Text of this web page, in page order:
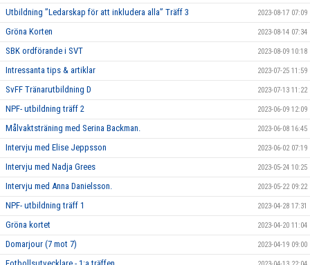
Utbildning ”Ledarskap för att inkludera alla” Träff 3 2023-08-17 07:09
Gröna Korten 2023-08-14 07:34
SBK ordförande i SVT 2023-08-09 10:18
Intressanta tips & artiklar 2023-07-25 11:59
SvFF Tränarutbildning D 2023-07-13 11:22
NPF- utbildning träff 2 2023-06-09 12:09
Målvaktsträning med Serina Backman. 2023-06-08 16:45
Intervju med Elise Jeppsson 2023-06-02 07:19
Intervju med Nadja Grees 2023-05-24 10:25
Intervju med Anna Danielsson. 2023-05-22 09:22
NPF- utbildning träff 1 2023-04-28 17:31
Gröna kortet 2023-04-20 11:04
Domarjour (7 mot 7) 2023-04-19 09:00